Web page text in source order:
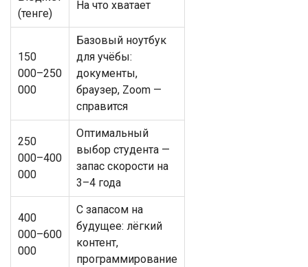
(тенге)
На что хватает
150
000–250
000
Базовый ноутбук
для учёбы:
документы,
браузер, Zoom —
справится
250
000–400
000
Оптимальный
выбор студента —
запас скорости на
3–4 года
400
000–600
000
С запасом на
будущее: лёгкий
контент,
программирование